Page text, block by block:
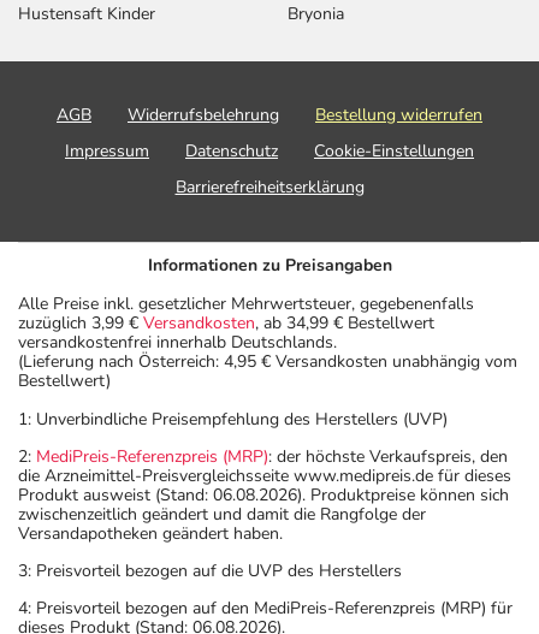
Hustensaft Kinder
Bryonia
AGB Widerrufsbelehrung
Bestellung widerrufen
Impressum
Datenschutz
Cookie-Einstellungen
Barrierefreiheitserklärung
Informationen zu Preisangaben
Alle Preise inkl. gesetzlicher Mehrwertsteuer, gegebenenfalls
zuzüglich 3,99 € Versandkosten, ab 34,99 € Bestellwert
versandkostenfrei innerhalb Deutschlands.
(Lieferung nach Österreich: 4,95 € Versandkosten unabhängig vom
Bestellwert)
1: Unverbindliche Preisempfehlung des Herstellers (UVP)
2: MediPreis-Referenzpreis (MRP): der höchste Verkaufspreis, den
die Arzneimittel-Preisvergleichsseite www.medipreis.de für dieses
Produkt ausweist (Stand: 06.08.2026). Produktpreise können sich
zwischenzeitlich geändert und damit die Rangfolge der
Versandapotheken geändert haben.
3: Preisvorteil bezogen auf die UVP des Herstellers
4: Preisvorteil bezogen auf den MediPreis-Referenzpreis (MRP) für
dieses Produkt (Stand: 06.08.2026).